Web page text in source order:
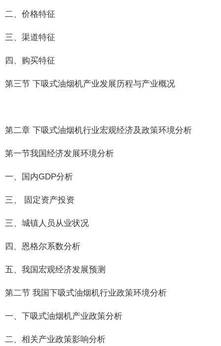
二、价格特征
三、渠道特征
四、购买特征
第三节 下吸式油烟机产业发展历程与产业概况
第二章 下吸式油烟机行业宏观经济及政策环境分析
第一节我国经济发展环境分析
一、国内GDP分析
三、 固定资产投资
三、城镇人员从业状况
四、恩格尔系数分析
五、我国宏观经济发展预测
第二节 我国下吸式油烟机行业政策环境分析
一、下吸式油烟机产业政策分析
二、相关产业政策影响分析